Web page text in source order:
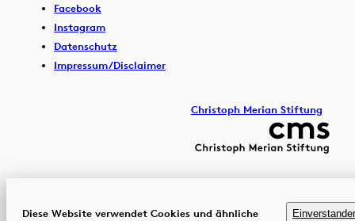
Facebook
Instagram
Datenschutz
Impressum/Disclaimer
Christoph Merian Stiftung
Diese Website verwendet Cookies und ähnliche